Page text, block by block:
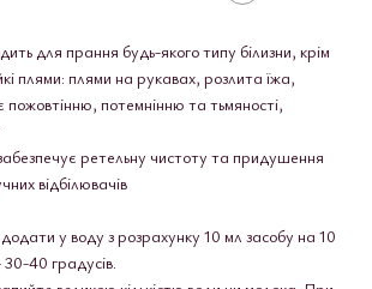
для прання будь-якого типу білизни, крім
плями: плями на рукавах, розлита їжа,
пожовтінню, потемнінню та тьмяності,
ретельну чистоту та придушення
відбілювачів
додати у воду з розрахунку 10 мл засобу на 10
40 градусів.